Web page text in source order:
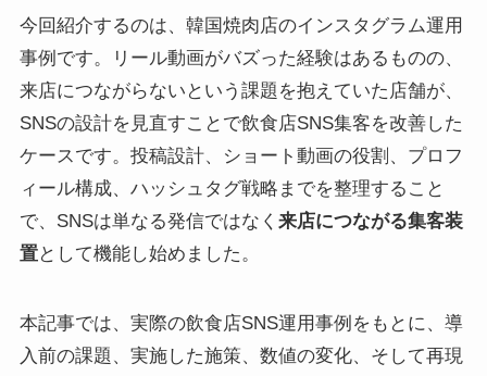
今回紹介するのは、韓国焼肉店のインスタグラム運用
事例です。リール動画がバズった経験はあるものの、
来店につながらないという課題を抱えていた店舗が、
SNSの設計を見直すことで飲食店SNS集客を改善した
ケースです。投稿設計、ショート動画の役割、プロフ
ィール構成、ハッシュタグ戦略までを整理すること
で、SNSは単なる発信ではなく 来店につながる集客装
置として機能し始めました。
本記事では、実際の飲食店SNS運用事例をもとに、導
入前の課題、実施した施策、数値の変化、そして再現